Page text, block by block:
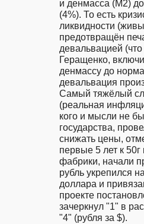
и денмасса (М2)
(4%). То есть
ликвидности
предотвращён
девальвацией
Геращенко,
денмассу до
девальвация
Самый тяжёлый
(реальная
кого и мысли не
государства,
снижать цены,
первые 5 лет к
фабрики, начали
рубль укрепился
доллара и
проекте
зачеркнул "1" в
"4" (рубля за $).